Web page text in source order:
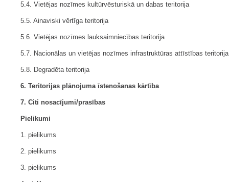
5.4. Vietējas nozīmes kultūrvēsturiskā un dabas teritorija
5.5. Ainaviski vērtīga teritorija
5.6. Vietējas nozīmes lauksaimniecības teritorija
5.7. Nacionālas un vietējas nozīmes infrastruktūras attīstības teritorija
5.8. Degradēta teritorija
6. Teritorijas plānojuma īstenošanas kārtība
7. Citi nosacījumi/prasības
Pielikumi
1. pielikums
2. pielikums
3. pielikums